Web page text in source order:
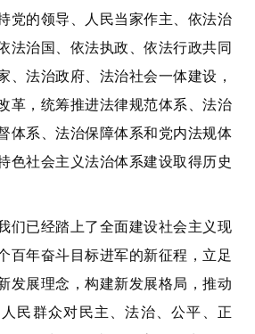
党的领导、人民当家作主、依法治
法治国、依法执政、依法行政共同
、法治政府、法治社会一体建设，
革，统筹推进法律规范体系、法治
体系、法治保障体系和党内法规体
色社会主义法治体系建设取得历史
们已经踏上了全面建设社会主义现
百年奋斗目标进军的新征程，立足
发展理念，构建新发展格局，推动
民群众对民主、法治、公平、正